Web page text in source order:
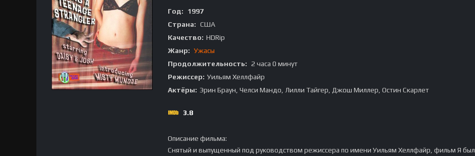
Год:
1997
Страна: США
Качество: HDRip
Жанр: Ужасы
Продолжительность: 2 часа 0 минут
Режиссер: Уильям Хеллфайр
Актёры: Эрин Браун, Челси Мандо, Лилли Тайгер, Джош Миллер, Остин Скарлет
3.8
Описание фильма:
Снятый и выпущенный под руководством режиссера по имени Уильям Хеллфайр, фильм Я был